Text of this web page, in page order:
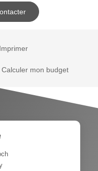
Imprimer
Calculer mon budget